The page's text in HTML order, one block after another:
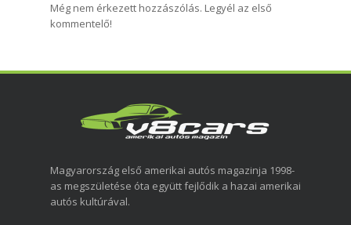
Még nem érkezett hozzászólás. Legyél az első
kommentelő!
Magyarország első amerikai autós magazinja 1998-
as megszületése óta együtt fejlődik a hazai amerikai
autós kultúrával.